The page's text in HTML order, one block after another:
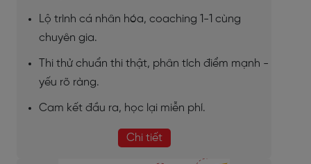
Lộ trình cá nhân hóa, coaching 1-1 cùng
chuyên gia.
Thi thử chuẩn thi thật, phân tích điểm mạnh -
yếu rõ ràng.
Cam kết đầu ra, học lại miễn phí.
Chi tiết